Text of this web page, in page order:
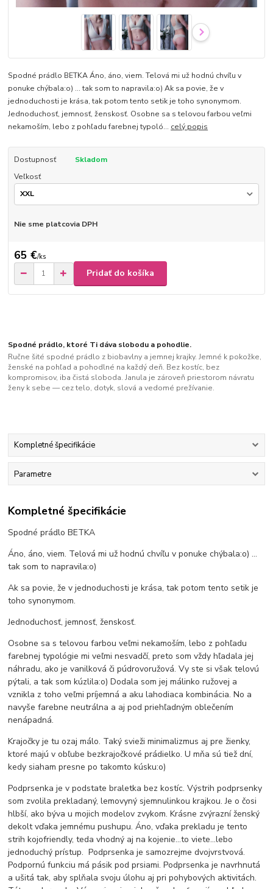
Spodné prádlo BETKA Áno, áno, viem. Telová mi už hodnú chvíľu v
ponuke chýbala:o) ... tak som to napravila:o) Ak sa povie, že v
jednoduchosti je krása, tak potom tento setik je toho synonymom.
Jednoduchosť, jemnosť, ženskosť. Osobne sa s telovou farbou veľmi
nekamoším, lebo z pohľadu farebnej typoló... celý popis
Dostupnosť
Skladom
Veľkosť
Nie sme platcovia DPH
65 €/ks
Pridať do košíka
Spodné prádlo, ktoré Ti dáva slobodu a pohodlie.
Ručne šité spodné prádlo z biobavlny a jemnej krajky. Jemné k pokožke,
ženské na pohľad a pohodlné na každý deň. Bez kostíc, bez
kompromisov, iba čistá sloboda. Janula je zároveň priestorom návratu
ženy k sebe — cez telo, dotyk, slová a vedomé prežívanie.
Kompletné špecifikácie
Parametre
Kompletné špecifikácie
Spodné prádlo BETKA
Áno, áno, viem. Telová mi už hodnú chvíľu v ponuke chýbala:o) ...
tak som to napravila:o)
Ak sa povie, že v jednoduchosti je krása, tak potom tento setik je
toho synonymom.
Jednoduchosť, jemnosť, ženskosť.
Osobne sa s telovou farbou veľmi nekamoším, lebo z pohľadu
farebnej typológie mi veľmi nesvadčí, preto som vždy hľadala jej
náhradu, ako je vanilková či púdrovoružová. Vy ste si však telovú
pýtali, a tak som kúzlila:o) Dodala som jej málinko ružovej a
vznikla z toho veľmi príjemná a aku lahodiaca kombinácia. No a
navyše farebne neutrálna a aj pod priehľadným oblečením
nenápadná.
Krajočky je tu ozaj málo. Taký svieži minimalizmus aj pre žienky,
ktoré majú v obľube bezkrajočkové prádielko. U mňa sú tiež dní,
kedy siaham presne po takomto kúsku:o)
Podprsenka je v podstate braletka bez kostíc. Výstrih podprsenky
som zvolila prekladaný, lemovyný sjemnulinkou krajkou. Je o čosi
hlbší, ako býva u mojich modelov zvykom. Krásne zvýrazní ženský
dekolt vďaka jemnému pushupu. Áno, vďaka prekladu je tento
strih kojofriendly, teda vhodný aj na kojenie...to viete...lebo
jednoduchý prístup. Podprsenka je samozrejme dvojvrstvová.
Podpornú funkciu má pásik pod prsiami. Podprsenka je navrhnutá
a ušitá tak, aby splňala svoju úlohu aj pri pohybových aktivitách.